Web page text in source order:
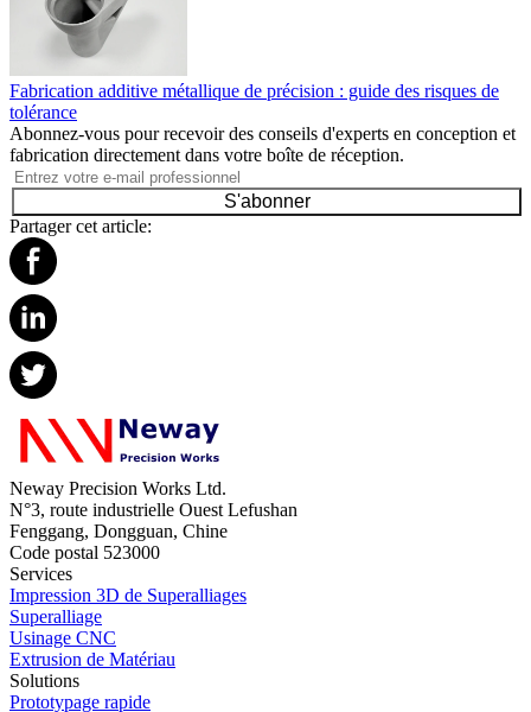
Fabrication additive métallique de précision : guide des risques de
tolérance
Abonnez-vous pour recevoir des conseils d'experts en conception et
fabrication directement dans votre boîte de réception.
S'abonner
Partager cet article:
Neway Precision Works Ltd.
N°3, route industrielle Ouest Lefushan
Fenggang, Dongguan, Chine
Code postal 523000
Services
Impression 3D de Superalliages
Superalliage
Usinage CNC
Extrusion de Matériau
Solutions
Prototypage rapide